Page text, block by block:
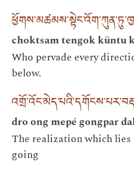
choktsam tengok küntu
Who pervade every
below.
dro ong mepé gongpar
The realization which lies
going